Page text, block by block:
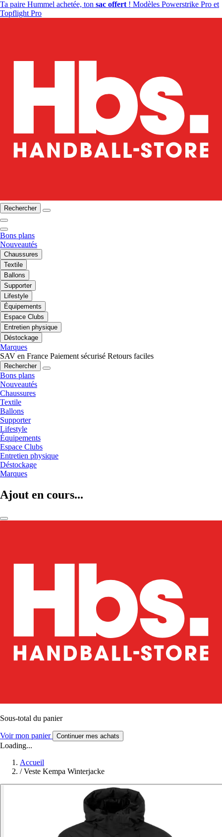
Ta paire Hummel achetée, ton sac offert ! Modèles Powerstrike Pro et
Topflight Pro
Rechercher
Bons plans
Nouveautés
Chaussures
Textile
Ballons
Supporter
Lifestyle
Équipements
Espace Clubs
Entretien physique
Déstockage
Marques
SAV en France Paiement sécurisé Retours faciles
Rechercher
Bons plans
Nouveautés
Chaussures
Textile
Ballons
Supporter
Lifestyle
Équipements
Espace Clubs
Entretien physique
Déstockage
Marques
Ajout en cours...
Sous-total du panier
Voir mon panier Continuer mes achats
Loading...
Accueil
/ Veste Kempa Winterjacke